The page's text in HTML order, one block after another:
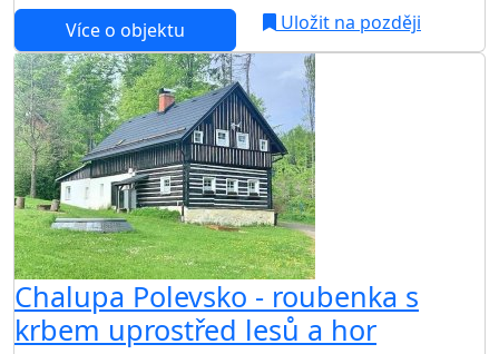
Více o objektu Uložit na později
Chalupa Polevsko - roubenka s
krbem uprostřed lesů a hor